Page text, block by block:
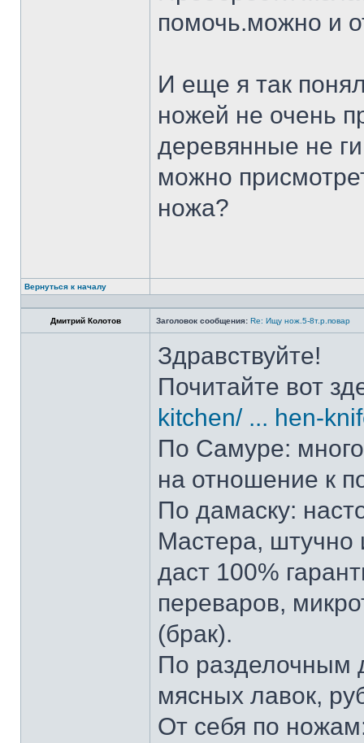
помочь.можно и
И еще я так
ножей не очень
деревянные не
можно
ножа?
Вернуться к началу
Дмитрий Колотов Заголовок сообщения: Re: Ищу нож.5-8т.р.повар
Здравствуйте!
Почитайте вот
kitchen/ ... hen-
По Самуре: много
на отношение к
По дамаску:
Мастера, штучно
даст 100%
переваров,
(брак).
По разделочным
мясных лавок,
От себя по